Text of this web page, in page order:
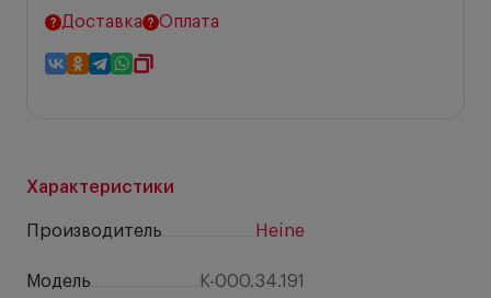
Характеристики
Производитель Heine
Модель K-000.34.191
Доставка Оплата